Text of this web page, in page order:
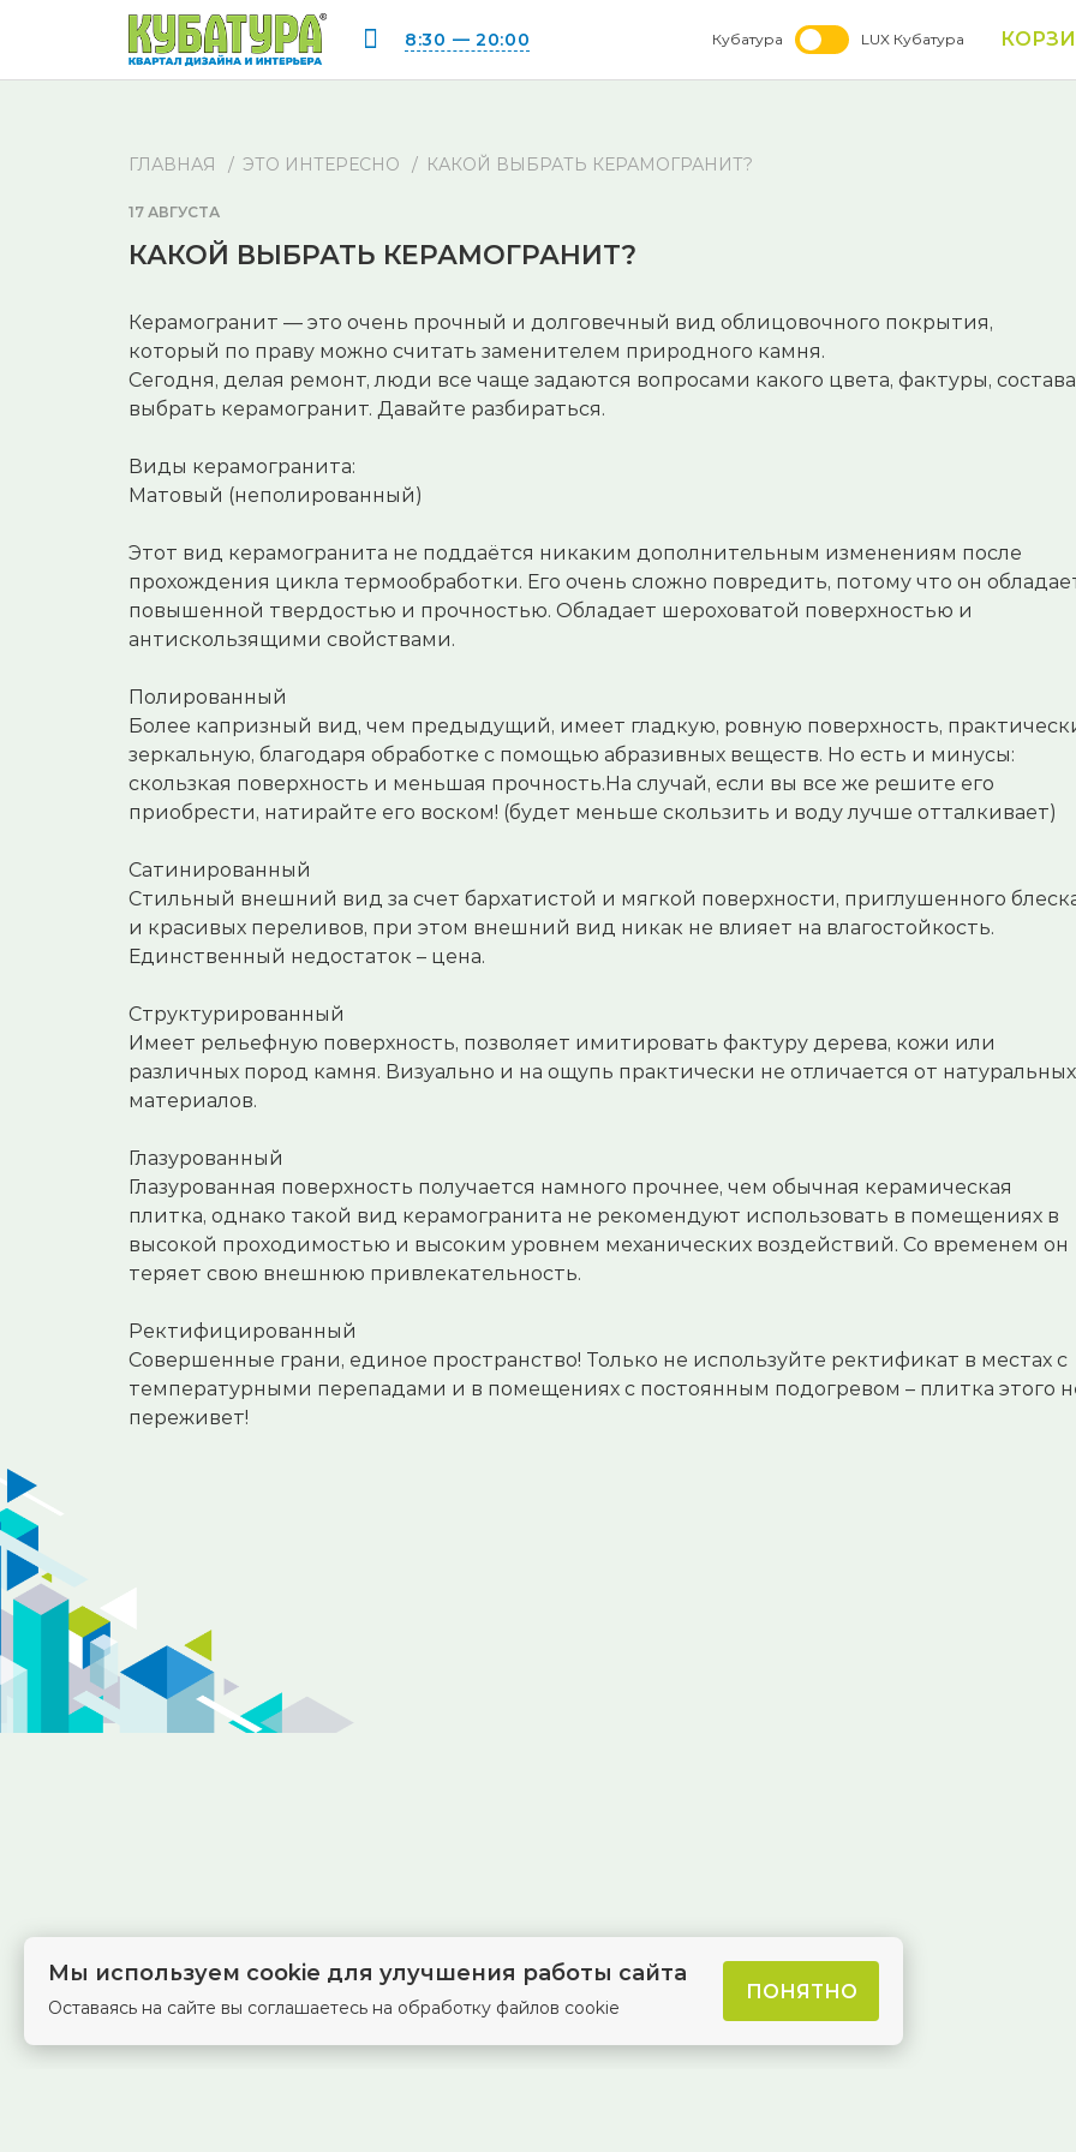
8:30 — 20:00 Кубатура LUX Кубатура
ГЛАВНАЯ ЭТО ИНТЕРЕСНО КАКОЙ ВЫБРАТЬ КЕРАМОГРАНИТ?
17 АВГУСТА
КАКОЙ ВЫБРАТЬ КЕРАМОГРАНИТ?
Керамогранит — это очень прочный и долговечный вид облицовочного покрытия,
который по праву можно считать заменителем природного камня.
Сегодня, делая ремонт, люди все чаще задаются вопросами какого цвета, фактуры, состава
выбрать керамогранит. Давайте разбираться.
Виды керамогранита:
Матовый (неполированный)
Этот вид керамогранита не поддаётся никаким дополнительным изменениям после
прохождения цикла термообработки. Его очень сложно повредить, потому что он
повышенной твердостью и прочностью. Обладает шероховатой поверхностью и
антискользящими свойствами.
Полированный
Более капризный вид, чем предыдущий, имеет гладкую, ровную поверхность,
зеркальную, благодаря обработке с помощью абразивных веществ. Но есть и минусы:
скользкая поверхность и меньшая прочность.На случай, если вы все же решите его
приобрести, натирайте его воском! (будет меньше скользить и воду лучше отталкивает)
Сатинированный
Стильный внешний вид за счет бархатистой и мягкой поверхности, приглушенного
и красивых переливов, при этом внешний вид никак не влияет на влагостойкость.
Единственный недостаток – цена.
Структурированный
Имеет рельефную поверхность, позволяет имитировать фактуру дерева, кожи или
различных пород камня. Визуально и на ощупь практически не отличается от натуральных
материалов.
Глазурованный
Глазурованная поверхность получается намного прочнее, чем обычная керамическая
плитка, однако такой вид керамогранита не рекомендуют использовать в помещениях в
высокой проходимостью и высоким уровнем механических воздействий. Со временем он
теряет свою внешнюю привлекательность.
Ректифицированный
Совершенные грани, единое пространство! Только не используйте ректификат в местах с
температурными перепадами и в помещениях с постоянным подогревом – плитка этого
переживет!
Мы используем cookie для улучшения работы сайта
Оставаясь на сайте вы соглашаетесь на обработку файлов cookie
ПОНЯТНО